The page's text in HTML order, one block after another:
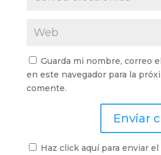
Guarda mi nombre, correo
en este navegador para la
comente.
Haz click aquí para enviar